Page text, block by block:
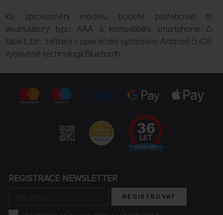
Ke zprovoznění modelu budete potřebovat tři
akumulátory typu AAA a kompatibilní smartphone či
tablet, tzn. zařízení s operačním systémem Android či iOS
vybavené technologií Bluetooth.
REGISTRACE NEWSLETTER
REGISTROVAT